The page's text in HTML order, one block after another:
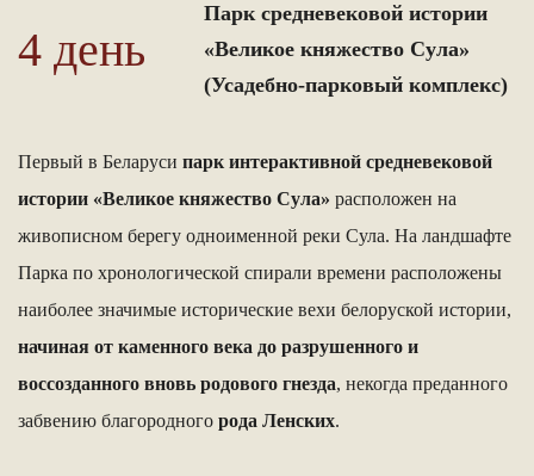
4 день
Парк средневековой истории
«Великое княжество Сула»
(Усадебно-парковый комплекс)
Первый в Беларуси парк интерактивной средневековой
истории «Великое княжество Сула» расположен на
живописном берегу одноименной реки Сула. На ландшафте
Парка по хронологической спирали времени расположены
наиболее значимые исторические вехи белоруской истории,
начиная от каменного века до разрушенного и
воссозданного вновь родового гнезда, некогда преданного
забвению благородного рода Ленских.